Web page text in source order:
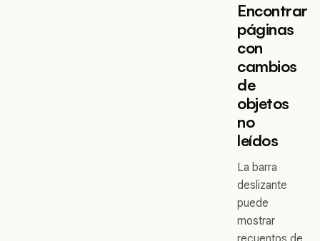
Encontrar
páginas
con
cambios
de
objetos
no
leídos
La barra
deslizante
puede
mostrar